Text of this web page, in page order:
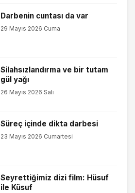
Darbenin cuntası da var
29 Mayıs 2026 Cuma
Silahsızlandırma ve bir tutam
gül yağı
26 Mayıs 2026 Salı
Süreç içinde dikta darbesi
23 Mayıs 2026 Cumartesi
Seyrettiğimiz dizi film: Hüsuf
ile Küsuf